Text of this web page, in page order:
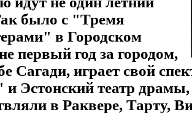
было с "Тремя
в Городском
первый год за городом,
Сагади, играет свой
и Эстонский театр
в Раквере, Тарту,